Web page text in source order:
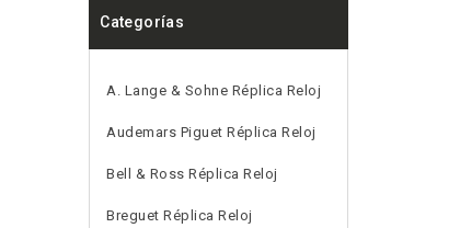
Categorías
A. Lange & Sohne Réplica Reloj
Audemars Piguet Réplica Reloj
Bell & Ross Réplica Reloj
Breguet Réplica Reloj